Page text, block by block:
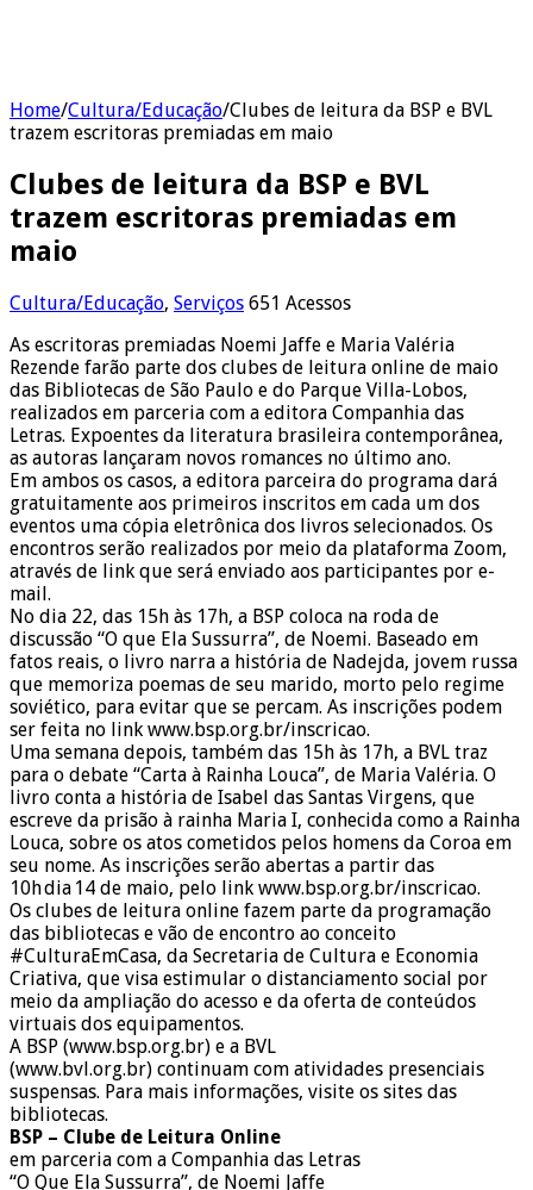
Home/Cultura/Educação/Clubes de leitura da BSP e BVL
trazem escritoras premiadas em maio
Clubes de leitura da BSP e BVL
trazem escritoras premiadas em
maio
Cultura/Educação, Serviços 651 Acessos
As escritoras premiadas Noemi Jaffe e Maria Valéria
Rezende farão parte dos clubes de leitura online de maio
das Bibliotecas de São Paulo e do Parque Villa-Lobos,
realizados em parceria com a editora Companhia das
Letras. Expoentes da literatura brasileira contemporânea,
as autoras lançaram novos romances no último ano.
Em ambos os casos, a editora parceira do programa dará
gratuitamente aos primeiros inscritos em cada um dos
eventos uma cópia eletrônica dos livros selecionados. Os
encontros serão realizados por meio da plataforma Zoom,
através de link que será enviado aos participantes por e-
mail.
No dia 22, das 15h às 17h, a BSP coloca na roda de
discussão “O que Ela Sussurra”, de Noemi. Baseado em
fatos reais, o livro narra a história de Nadejda, jovem russa
que memoriza poemas de seu marido, morto pelo regime
soviético, para evitar que se percam. As inscrições podem
ser feita no link www.bsp.org.br/inscricao.
Uma semana depois, também das 15h às 17h, a BVL traz
para o debate “Carta à Rainha Louca”, de Maria Valéria. O
livro conta a história de Isabel das Santas Virgens, que
escreve da prisão à rainha Maria I, conhecida como a Rainha
Louca, sobre os atos cometidos pelos homens da Coroa em
seu nome. As inscrições serão abertas a partir das
10h dia 14 de maio, pelo link www.bsp.org.br/inscricao.
Os clubes de leitura online fazem parte da programação
das bibliotecas e vão de encontro ao conceito
#CulturaEmCasa, da Secretaria de Cultura e Economia
Criativa, que visa estimular o distanciamento social por
meio da ampliação do acesso e da oferta de conteúdos
virtuais dos equipamentos.
A BSP (www.bsp.org.br) e a BVL
(www.bvl.org.br) continuam com atividades presenciais
suspensas. Para mais informações, visite os sites das
bibliotecas.
BSP – Clube de Leitura Online
em parceria com a Companhia das Letras
“O Que Ela Sussurra”, de Noemi Jaffe